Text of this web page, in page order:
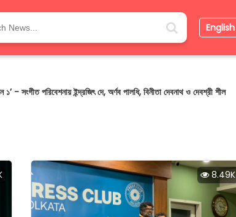
English
রক্ষার বার্তা ছড়াল আন্তর্জাতিক কলকাতা শর্ট ফিল্ম ফেস্টিভ্যাল (IKSFF)
8.49K